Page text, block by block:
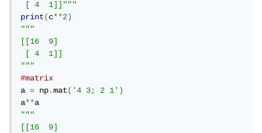
[ 4  1]]"""
print(c**2)
"""
[[16  9]
"""
#matrix
a = np.mat('4 3; 2 1')
a**
"""
[[16  9]